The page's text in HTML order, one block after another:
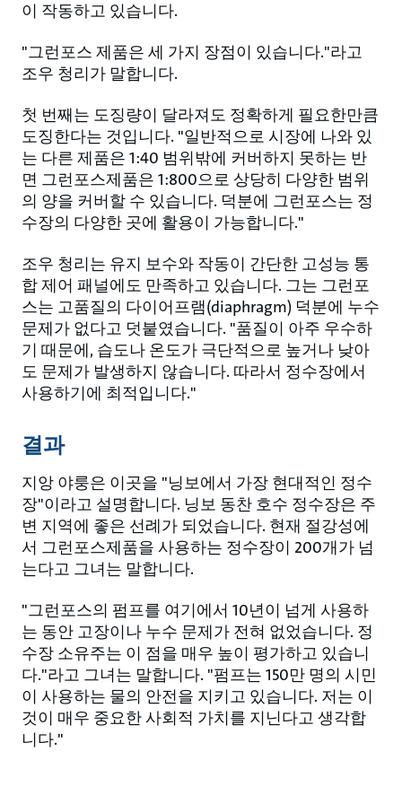
이 작동하고 있습니다.
"그런포스 제품은 세 가지 장점이 있습니다."라고
조우 청리가 말합니다.
첫 번째는 도징량이 달라져도 정확하게 필요한만큼
도징한다는 것입니다. "일반적으로 시장에 나와 있
는 다른 제품은 1:40 범위밖에 커버하지 못하는 반
면 그런포스제품은 1:800으로 상당히 다양한 범위
의 양을 커버할 수 있습니다. 덕분에 그런포스는 정
수장의 다양한 곳에 활용이 가능합니다."
조우 청리는 유지 보수와 작동이 간단한 고성능 통
합 제어 패널에도 만족하고 있습니다. 그는 그런포
스는 고품질의 다이어프램(diaphragm) 덕분에 누수
문제가 없다고 덧붙였습니다. "품질이 아주 우수하
기 때문에, 습도나 온도가 극단적으로 높거나 낮아
도 문제가 발생하지 않습니다. 따라서 정수장에서
사용하기에 최적입니다."
결과
지앙 야룽은 이곳을 "닝보에서 가장 현대적인 정수
장"이라고 설명합니다. 닝보 동찬 호수 정수장은 주
변 지역에 좋은 선례가 되었습니다. 현재 절강성에
서 그런포스제품을 사용하는 정수장이 200개가 넘
는다고 그녀는 말합니다.
"그런포스의 펌프를 여기에서 10년이 넘게 사용하
는 동안 고장이나 누수 문제가 전혀 없었습니다. 정
수장 소유주는 이 점을 매우 높이 평가하고 있습니
다."라고 그녀는 말합니다. "펌프는 150만 명의 시민
이 사용하는 물의 안전을 지키고 있습니다. 저는 이
것이 매우 중요한 사회적 가치를 지닌다고 생각합
니다."